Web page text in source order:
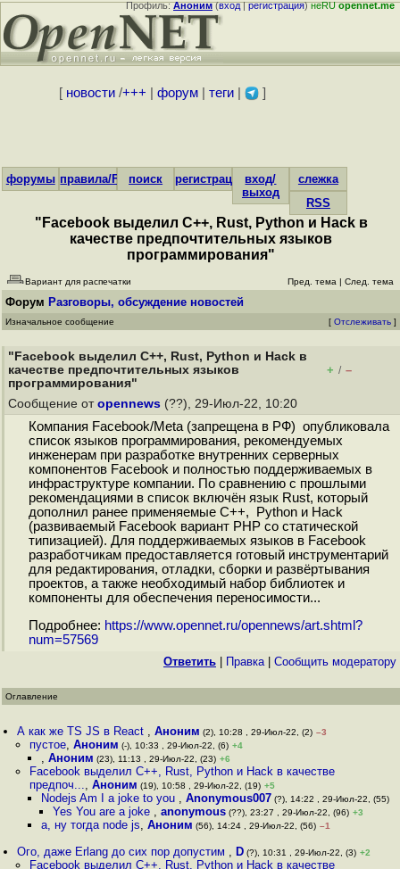
Профиль:Аноним(вход|регистрация)неRUopennet.me
[ новости/+++ форум| теги| ]
форумы правила/FAQпоиск регистрациявход/
выход
слежка
RSS
"Facebook выделил C++, Rust, Python и Hack в
качестве предпочтительных языков
программирования"
Вариант для распечатки Пред. тема | След. тема
Форум Разговоры, обсуждение новостей
Изначальное сообщение [ Отслеживать ]
"Facebook выделил C++, Rust, Python и Hack в
качестве предпочтительных языков
программирования"
+ / –
Сообщение от opennews (??), 29-Июл-22, 10:20
Компания Facebook/Meta (запрещена в РФ) опубликовала
список языков программирования, рекомендуемых
инженерам при разработке внутренних серверных
компонентов Facebook и полностью поддерживаемых в
инфраструктуре компании. По сравнению с прошлыми
рекомендациями в список включён язык Rust, который
дополнил ранее применяемые C++, Python и Hack
(развиваемый Facebook вариант PHP со статической
типизацией). Для поддерживаемых языков в Facebook
разработчикам предоставляется готовый инструментарий
для редактирования, отладки, сборки и развёртывания
проектов, а также необходимый набор библиотек и
компоненты для обеспечения переносимости...
Подробнее: https://www.opennet.ru/opennews/art.shtml?
num=57569
Ответить Правка| Cообщить модератору
Оглавление
А как же TS JS в React ,Аноним (2), 10:28 , 29-Июл-22, (2) –3
пустое, Аноним (-), 10:33 , 29-Июл-22, (6) +4
, Аноним (23), 11:13 , 29-Июл-22, (23) +6
Facebook выделил C++, Rust, Python и Hack в качестве
предпоч..., Аноним (19), 10:58 , 29-Июл-22, (19) +5
Nodejs Am I a joke to you , Anonymous007(?), 14:22 , 29-Июл-22, (55)
Yes You are a joke ,anonymous (??), 23:27 , 29-Июл-22, (96) +3
а, ну тогда node js, Аноним (56), 14:24 , 29-Июл-22, (56) –1
Ого, даже Erlang до сих пор допустим , D (?), 10:31 , 29-Июл-22, (3) +2
Facebook выделил C++, Rust, Python и Hack в качестве